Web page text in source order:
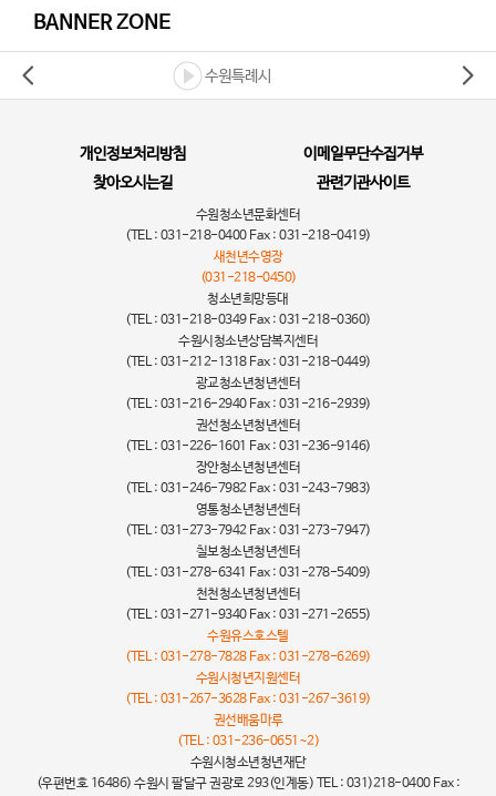
BANNER ZONE
수원특례시
개인정보처리방침
이메일무단수집거부
찾아오시는길
관련기관사이트
수원청소년문화센터
(TEL : 031-218-0400 Fax : 031-218-0419)
새천년수영장
(031-218-0450)
청소년희망등대
(TEL : 031-218-0349 Fax : 031-218-0360)
수원시청소년상담복지센터
(TEL : 031-212-1318 Fax : 031-218-0449)
광교청소년청년센터
(TEL : 031-216-2940 Fax : 031-216-2939)
권선청소년청년센터
(TEL : 031-226-1601 Fax : 031-236-9146)
장안청소년청년센터
(TEL : 031-246-7982 Fax : 031-243-7983)
영통청소년청년센터
(TEL : 031-273-7942 Fax : 031-273-7947)
칠보청소년청년센터
(TEL : 031-278-6341 Fax : 031-278-5409)
천천청소년청년센터
(TEL : 031-271-9340 Fax : 031-271-2655)
수원유스호스텔
(TEL : 031-278-7828 Fax : 031-278-6269)
수원시청년지원센터
(TEL : 031-267-3628 Fax : 031-267-3619)
권선배움마루
(TEL : 031-236-0651~2)
수원시청소년청년재단
(우편번호 16486) 수원시 팔달구 권광로 293(인계동) TEL : 031)218-0400 Fax :